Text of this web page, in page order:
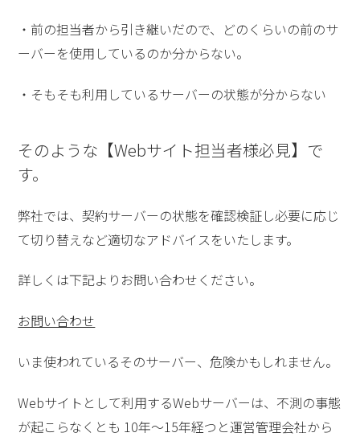
・前の担当者から引き継いだので、どのくらいの前のサ
ーバーを使用しているのか分からない。
・そもそも利用しているサーバーの状態が分からない
そのような【Webサイト担当者様必見】で
す。
弊社では、契約サーバーの状態を確認検証し必要に応じ
て切り替えなど適切なアドバイスをいたします。
詳しくは下記よりお問い合わせください。
お問い合わせ
いま使われているそのサーバー、危険かもしれません。
Webサイトとして利用するWebサーバーは、不測の事態
が起こらなくとも 10年～15年経つと運営管理会社から